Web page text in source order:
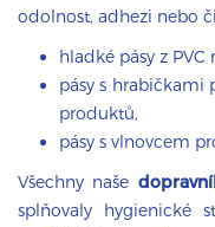
odolnost, adhezi nebo
hladké pásy z PVC
pásy s hrabičkami
produktů,
pásy s vlnovcem
Všechny naše
splňovaly hygienické